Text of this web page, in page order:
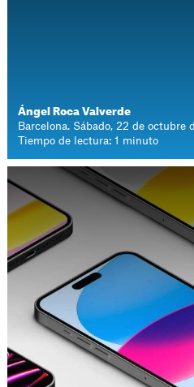
Ángel Roca Valverde
Barcelona. Sábado, 22 de octubre
Tiempo de lectura: 1 minuto